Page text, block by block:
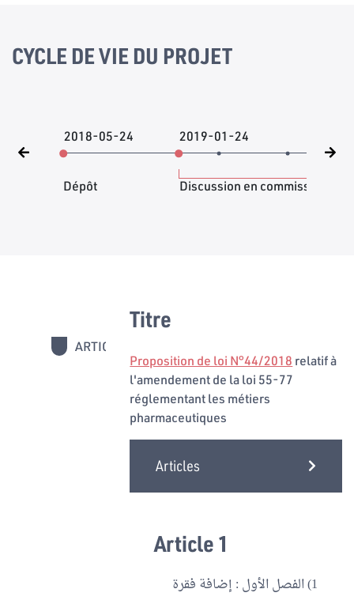
CYCLE DE VIE DU PROJET
2018-05-24
Dépôt
2019-01-24
Discussion en commission
ARTICLES
Titre
Proposition de loi N°44/2018 relatif à
l'amendement de la loi 55-77
réglementant les métiers
pharmaceutiques
Articles
Article 1
1) الفصل الأول : إضافة فقرة